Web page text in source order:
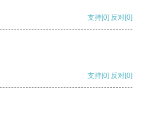
支持[0] 反对[0]
支持[0] 反对[0]